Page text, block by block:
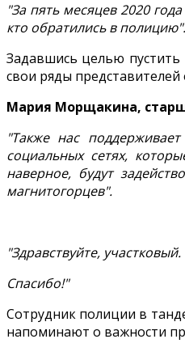
"За пять месяцев 2020
кто обратились в полицию".
Задавшись целью
свои ряды
Мария Морщакина,
"Также нас
социальных сетях,
наверное, будут
магнитогорцев".
"Здравствуйте,
Спасибо!"
Сотрудник полиции в
напоминают о важности